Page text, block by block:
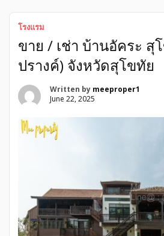
ด้านนอกอาคาร 500 ตารางเมตร สามาร
ประมาณ 178 ที่นั่ง ขายกิจการ 9 ล้านบ
คงเหลืออีก 15 ปี มีค่าใช้จ่ายค่าเช่าที่ดิน
ราคา 9,000,000 บาท Tel
boynidabbb รายละเอียดทรัพย์ :: – ภาย
โรงแรม
ขาย / เช่า บ้านอัคระ สุ
ปรางค์) จังหวัดสุโขทัย
Written by meeproper1
June 22, 2025